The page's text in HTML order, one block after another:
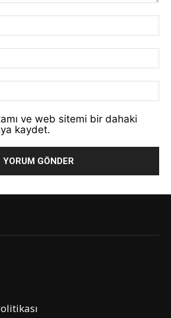
E-
ve web sitemi bir dahaki
kaydet.